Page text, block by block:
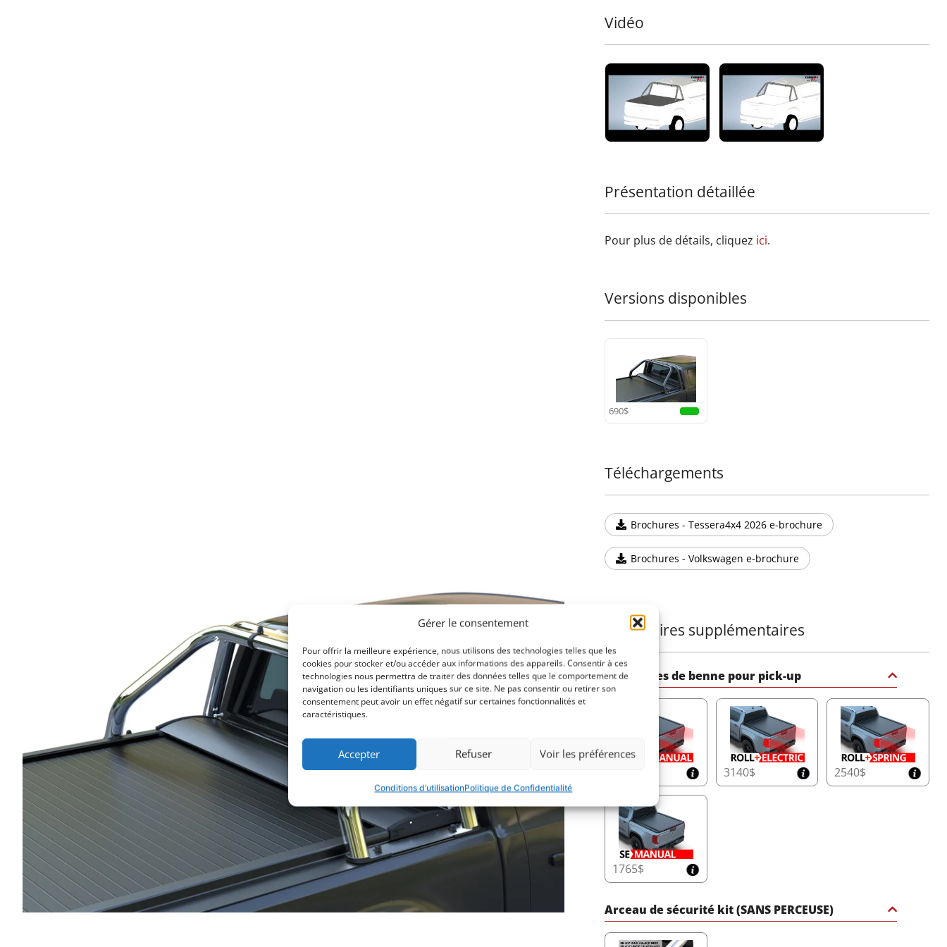
Gérer le consentement
Pour offrir la meilleure expérience, nous utilisons des technologies telles que les
cookies pour stocker et/ou accéder aux informations des appareils. Consentir à ces
technologies nous permettra de traiter des données telles que le comportement de
navigation ou les identifiants uniques sur ce site. Ne pas consentir ou retirer son
consentement peut avoir un effet négatif sur certaines fonctionnalités et
caractéristiques.
Accepter Refuser Voir les préférences
Conditions d’utilisationPolitique de Confidentialité
renforcée lors de chaque aventure.
• Sécurité Renforcée :
cas de retournement, ce roll bar offre une sécurité fiable tout en
ajoutant du style.
Ajoutez une pièce exceptionnelle à votre équipement tout-
terrain avec cet ajout à la gamme Tessera4x4, reconnue pour
ses accessoires 4x4 premium, durables et robustes.
Vidéo
Présentation détaillée
Pour plus de détails, cliquez ici.
Versions disponibles
690$
Téléchargements
Brochures - Tessera4x4 2026 e-brochure
Brochures - Volkswagen e-brochure
Accessoires supplémentaires
Couvercles de benne pour pick-up
3140$ 2540$
1765$
Arceau de sécurité kit (SANS PERCEUSE)